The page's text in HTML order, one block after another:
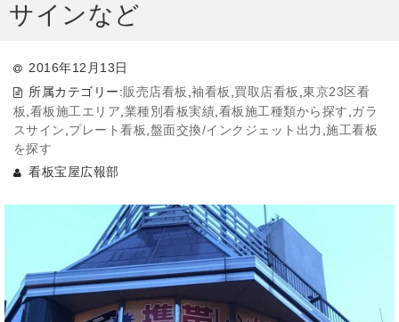
サインなど
2016年12月13日
所属カテゴリー:販売店看板 ,袖看板 買取店看板 ,東京23区看
板 看板施工エリア 業種別看板実績 看板施工種類から探す ガラ
スサイン プレート看板 盤面交換/インクジェット出力 ,施工看板
を探す
看板宝屋広報部